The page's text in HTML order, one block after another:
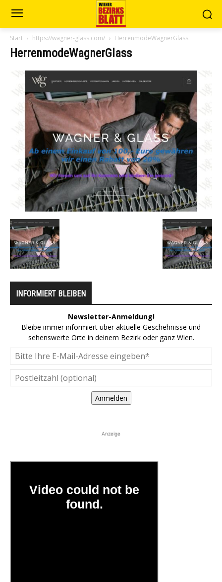
Start https://wagner-glass.com/ HerrenmodeWagnerGlass
HerrenmodeWagnerGlass
INFORMIERT BLEIBEN
Newsletter-Anmeldung!
Bleibe immer informiert über aktuelle Geschehnisse und
sehenswerte Orte in deinem Bezirk oder ganz Wien.
Anmelden
Anzeige